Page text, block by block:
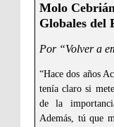
Molo
Globales del
Por “Volver a
“Hace dos años
tenía claro si
de la
Además, tú que